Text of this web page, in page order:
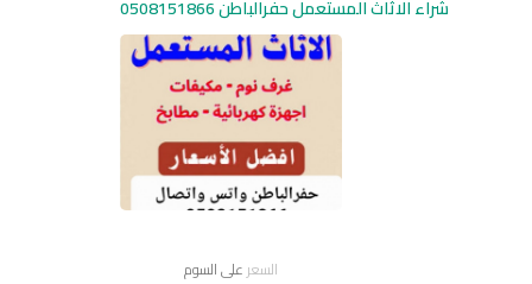
شراء الاثاث المستعمل حفرالباطن 0508151866
السعر على السوم